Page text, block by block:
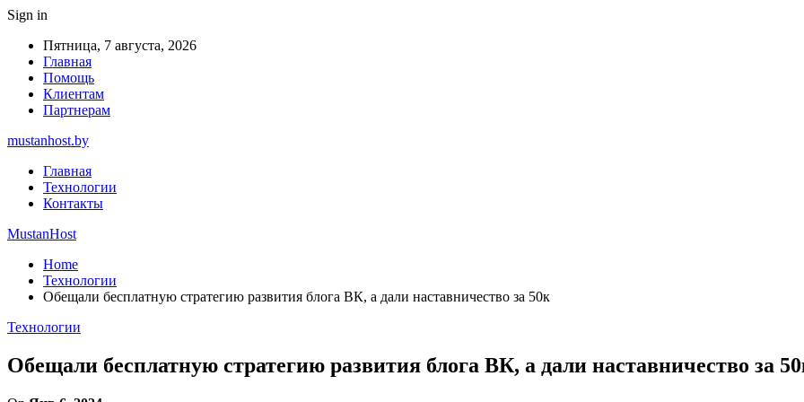
Sign in
Пятница, 7 августа, 2026
Главная
Помощь
Клиентам
Партнерам
mustanhost.by
Главная
Технологии
Контакты
MustanHost
Home
Технологии
Обещали бесплатную стратегию развития блога ВК, а дали наставничество за 50к
Технологии
Обещали бесплатную стратегию развития блога ВК, а дали наставничество за